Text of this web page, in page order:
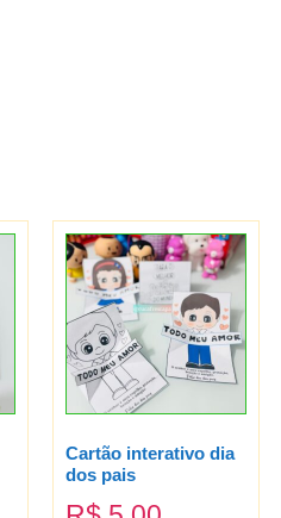
Cartão interativo dia
dos pais